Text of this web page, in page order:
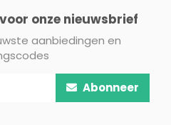
onze nieuwsbrief
aanbiedingen en
Abonneer